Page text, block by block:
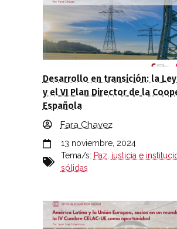
Desarrollo en transición: la
y el VI Plan Director de la
Española
Fara Chavez
13 noviembre, 2024
Tema/s: Paz, justicia e
sólidas